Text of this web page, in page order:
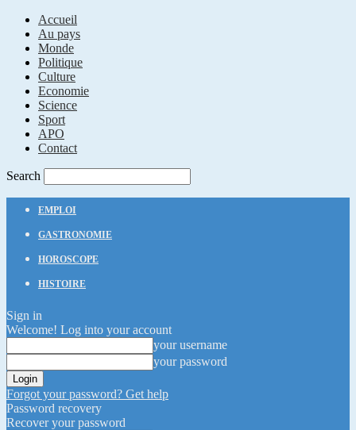
Accueil
Au pays
Monde
Politique
Culture
Economie
Science
Sport
APO
Contact
Search
EMPLOI
GASTRONOMIE
HOROSCOPE
HISTOIRE
Sign in
Welcome! Log into your account
your username
your password
Forgot your password? Get help
Password recovery
Recover your password